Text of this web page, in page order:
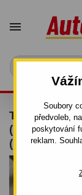
Soubory
předvoleb,
poskytování
reklam.

TAŽNÉ
(1996–2006)
(ROZVOR